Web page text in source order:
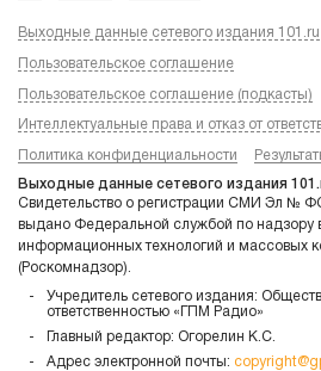
Выходные данные сетевого издания 101.ru
Пользовательское соглашение
Пользовательское соглашение (подкасты)
Интеллектуальные права и отказ от
Политика конфиденциальности
Выходные данные сетевого издания
Свидетельство о регистрации СМИ Эл №
выдано Федеральной службой по надзору
информационных технологий и массовых
(Роскомнадзор).
Учредитель сетевого издания:
ответственностью «ГПМ Радио»
Главный редактор: Огорелин К.С.
Адрес электронной почты: